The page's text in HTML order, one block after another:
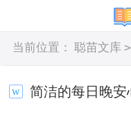
当前位置： 聪苗文库 >
简洁的每日晚安